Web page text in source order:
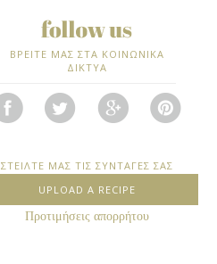
ΒΡΕΙΤΕ ΜΑΣ ΣΤΑ ΚΟΙΝΩΝΙΚΑ
ΔΙΚΤΥΑ
ΣΤΕΙΛΤΕ ΜΑΣ ΤΙΣ ΣΥΝΤΑΓΕΣ ΣΑΣ
UPLOAD A RECIPE
Προτιμήσεις απορρήτου